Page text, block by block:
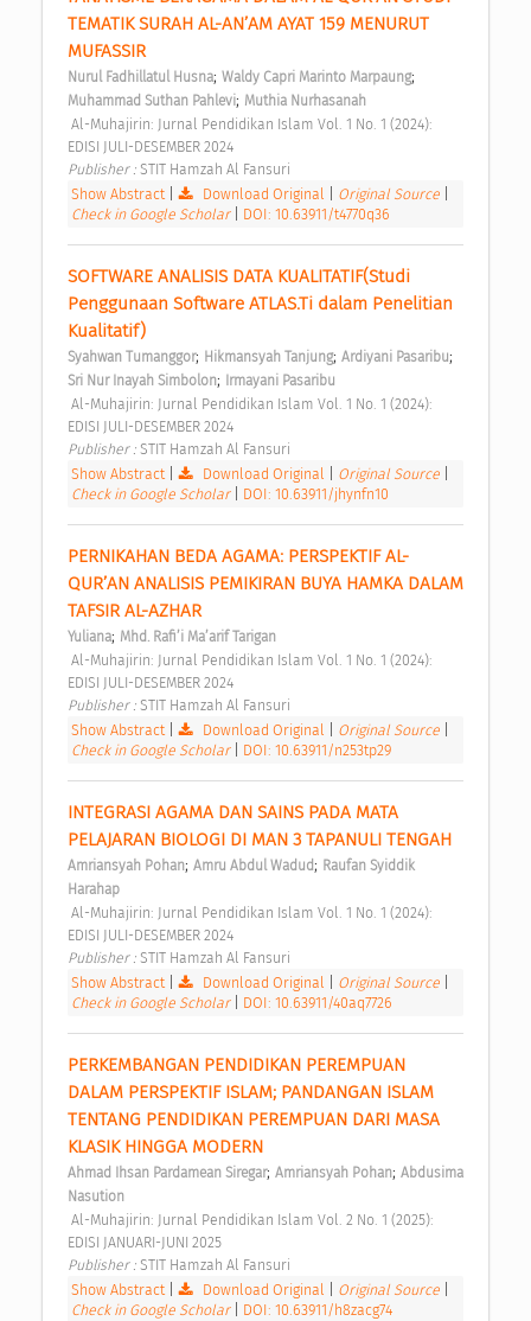
TEMATIK SURAH AL-AN’AM AYAT 159 MENURUT
MUFASSIR
Nurul Fadhillatul Husna; Waldy Capri Marinto Marpaung;
Muhammad Suthan Pahlevi; Muthia Nurhasanah
EDISI JULI-DESEMBER 2024
Publisher : STIT Hamzah Al Fansuri
Show Abstract| Download Original Original Source
Check in Google Scholar
DOI: 10.63911/t4770q36
SOFTWARE ANALISIS DATA KUALITATIF(Studi
Penggunaan Software ATLAS.Ti dalam Penelitian
Kualitatif)
Syahwan Tumanggor; Hikmansyah Tanjung; Ardiyani Pasaribu;
Sri Nur Inayah Simbolon; Irmayani Pasaribu
EDISI JULI-DESEMBER 2024
Publisher : STIT Hamzah Al Fansuri
Show Abstract| Download Original Original Source
Check in Google Scholar
DOI: 10.63911/jhynfn10
PERNIKAHAN BEDA AGAMA: PERSPEKTIF AL-
QUR’AN ANALISIS PEMIKIRAN BUYA HAMKA DALAM
TAFSIR AL-AZHAR
Yuliana; Mhd. Rafi’i Ma’arif Tarigan
EDISI JULI-DESEMBER 2024
Publisher : STIT Hamzah Al Fansuri
Show Abstract| Download Original Original Source
Check in Google Scholar
DOI: 10.63911/n253tp29
INTEGRASI AGAMA DAN SAINS PADA MATA
PELAJARAN BIOLOGI DI MAN 3 TAPANULI TENGAH
Amriansyah Pohan; Amru Abdul Wadud; Raufan Syiddik
Harahap
EDISI JULI-DESEMBER 2024
Publisher : STIT Hamzah Al Fansuri
Show Abstract| Download Original Original Source
Check in Google Scholar
DOI: 10.63911/40aq7726
PERKEMBANGAN PENDIDIKAN PEREMPUAN
DALAM PERSPEKTIF ISLAM; PANDANGAN ISLAM
TENTANG PENDIDIKAN PEREMPUAN DARI MASA
KLASIK HINGGA MODERN
Ahmad Ihsan Pardamean Siregar; Amriansyah Pohan; Abdusima
Nasution
EDISI JANUARI-JUNI 2025
Publisher : STIT Hamzah Al Fansuri
Show Abstract| Download Original Original Source
Check in Google Scholar
DOI: 10.63911/h8zacg74